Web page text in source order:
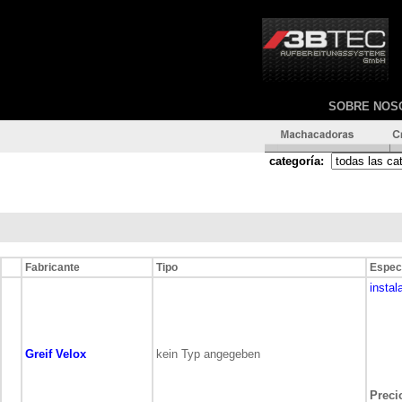
SOBRE
categoría:
Fabricante Tipo
Greif Velox kein Typ angegeben